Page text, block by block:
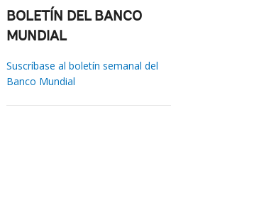
BOLETÍN DEL BANCO
MUNDIAL
Suscríbase al boletín semanal del
Banco Mundial